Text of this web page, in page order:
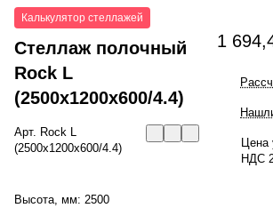
Калькулятор стеллажей
Стеллаж полочный
Rock L
(2500x1200x600/4.4)
Арт. Rock L
(2500x1200x600/4.4)
Высота, мм: 2500
1
Цена
НДС